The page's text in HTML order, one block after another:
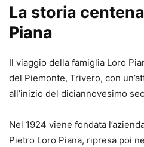
La storia
Piana
Il viaggio della famiglia Loro
del Piemonte, Trivero, con
all’inizio del diciannovesimo
Nel 1924 viene fondata
Pietro Loro Piana, ripresa poi